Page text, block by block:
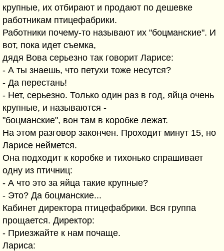
крупные, их отбирают и продают по дешевке
работникам птицефабрики.
Работники почему-то называют их "боцманские". И
вот, пока идет съемка,
дядя Вова серьезно так говорит Ларисе:
- А ты знаешь, что петухи тоже несутся?
- Да перестань!
- Нет, серьезно. Только один раз в год, яйца очень
крупные, и называются -
"боцманские", вон там в коробке лежат.
На этом разговор закончен. Проходит минут 15, но
Ларисе неймется.
Она подходит к коробке и тихонько спрашивает
одну из птичниц:
- А что это за яйца такие крупные?
- Это? Да боцманские...
Кабинет директора птицефабрики. Вся группа
прощается. Директор:
- Приезжайте к нам почаще.
Лариса: